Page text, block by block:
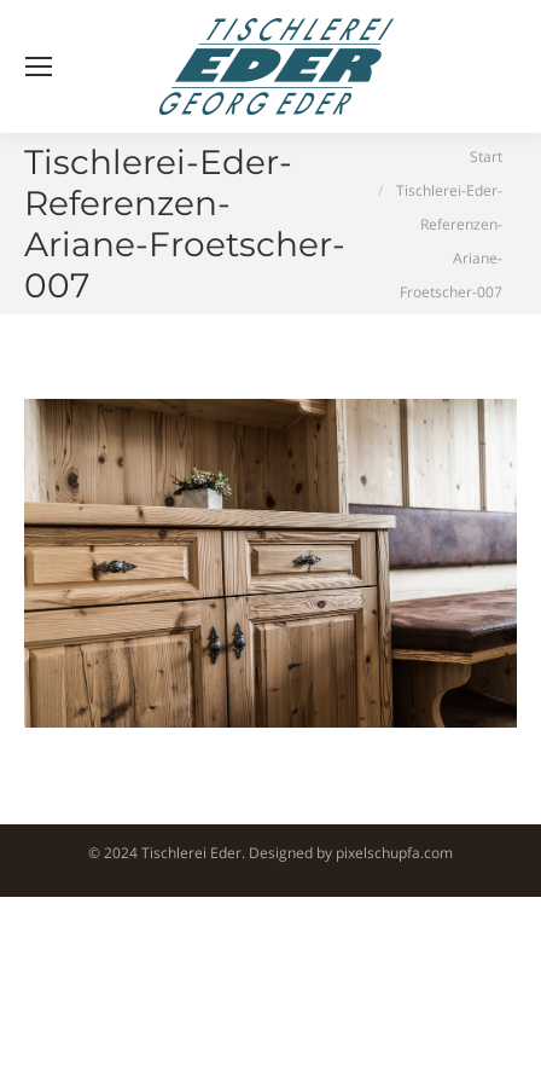
Tischlerei-Eder-
Referenzen-
Ariane-Froetscher-
007
Sie befinden sich hier:
Start
Tischlerei-Eder-
Referenzen-
Ariane-
Froetscher-007
© 2024 Tischlerei Eder. Designed by pixelschupfa.com